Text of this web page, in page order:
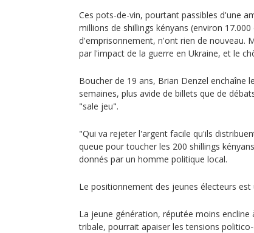
Ces pots-de-vin, pourtant passibles d'une
millions de shillings kényans (environ
d'emprisonnement, n'ont rien de nouveau.
par l'impact de la guerre en Ukraine, et le
Boucher de 19 ans, Brian Denzel enchaîne
semaines, plus avide de billets que de
"sale jeu".
"Qui va rejeter l'argent facile qu'ils
queue pour toucher les 200 shillings
donnés par un homme politique local.
Le positionnement des jeunes électeurs est
La jeune génération, réputée moins
tribale, pourrait apaiser les tensions